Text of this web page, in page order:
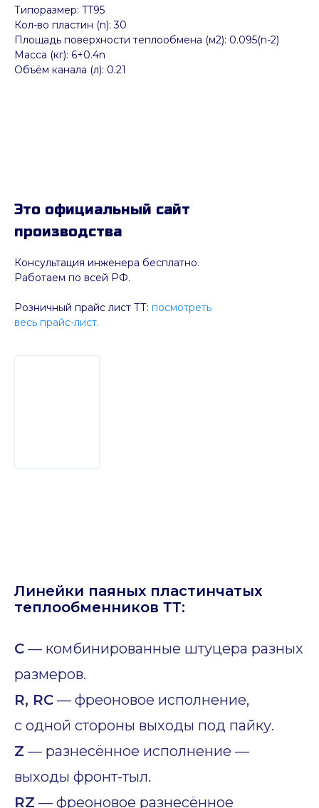
Типоразмер: TT95
Кол-во пластин (n): 30
Площадь поверхности теплообмена (м2): 0.095(n-2)
Масса (кг): 6+0.4n
Объём канала (л): 0.21
Консультация инженера бесплатно.
Работаем по всей РФ.
Розничный прайс лист ТТ: посмотреть
весь прайс-лист.
Это официальный сайт
производства
Линейки паяных пластинчатых
теплообменников ТТ:
C — комбинированные штуцера разных
размеров.
R, RC — фреоновое исполнение,
с одной стороны выходы под пайку.
Z — разнесённое исполнение —
выходы фронт-тыл.
RZ — фреоновое разнесённое